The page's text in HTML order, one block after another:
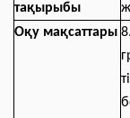
тақырыбы
Оқу мақсаттары